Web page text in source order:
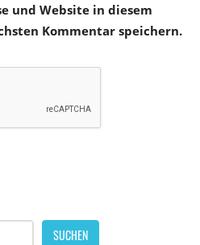
und Website in diesem
Kommentar speichern.
SUCHEN